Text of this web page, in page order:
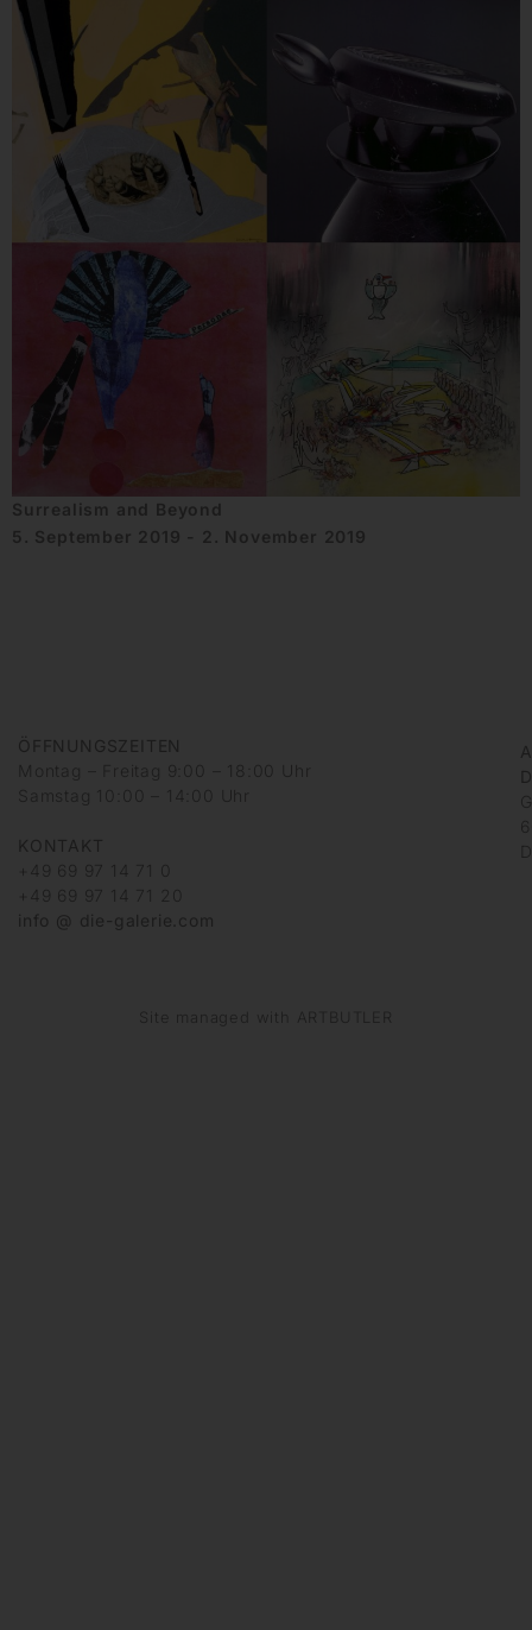
Surrealism and Beyond
5. September 2019 - 2. November 2019
ÖFFNUNGSZEITEN
Montag – Freitag 9:00 – 18:00 Uhr
Samstag 10:00 – 14:00 Uhr
KONTAKT
+49 69 97 14 71 0
+49 69 97 14 71 20
info @ die-galerie.com
Site managed with ARTBUTLER